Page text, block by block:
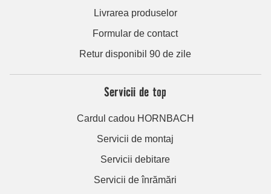
Livrarea produselor
Formular de contact
Retur disponibil 90 de zile
Servicii de top
Cardul cadou HORNBACH
Servicii de montaj
Servicii debitare
Servicii de înrămări